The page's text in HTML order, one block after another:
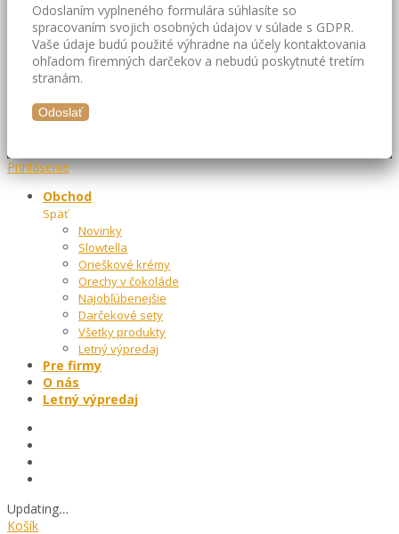
Odoslaním vyplneného formulára súhlasíte so
spracovaním svojich osobných údajov v súlade s GDPR.
Vaše údaje budú použité výhradne na účely kontaktovania
ohľadom firemných darčekov a nebudú poskytnuté tretím
stranám.
Prihlásenie
Obchod
Späť
Novinky
Slowtella
Orieškové krémy
Orechy v čokoláde
Najobľúbenejšie
Darčekové sety
Všetky produkty
Letný výpredaj
Pre firmy
O nás
Letný výpredaj
Updating…
Košík